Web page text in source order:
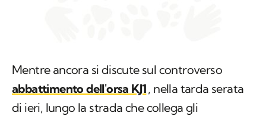
Mentre ancora si discute sul controverso
abbattimento dell'orsa KJ1, nella tarda serata
di ieri, lungo la strada che collega gli